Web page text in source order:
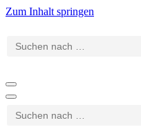
Zum Inhalt springen
Suchen
nach …
Navigationsmenü
Navigationsmenü
Suchen
nach …